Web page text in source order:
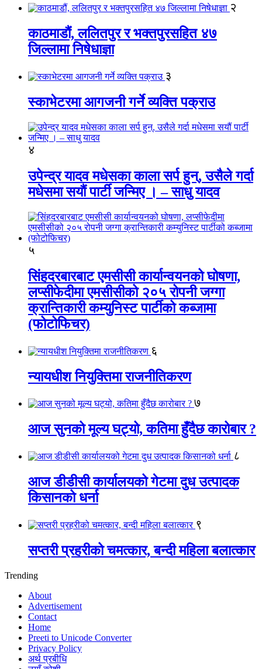
२
काठमाडौं, ललितपुर र भक्तपुरसहित ४७
जिल्लामा निषेधाज्ञा
३
स्काभेटरमा आगजनी गर्ने व्यक्ति पक्राउ
४
उपेन्द्र यादव मधेसका काला सर्प हुन्, उसैले गर्दा
मधेसमा सयौं पार्टी जन्मिए । – साधु यादव
५
सिंहदरबारबाट एमसीसी कार्यान्वयनको घोषणा,
लप्सीफेदीमा एमसीसीको २०५ रोपनी जग्गा
क्रान्तिकारी कम्युनिस्ट पार्टीको कब्जामा
(फोटोफिचर)
६
न्यायधीश नियुक्तिमा राजनीतिकरण
७
आज सुनको मूल्य घट्यो, कतिमा हुँदैछ कारोबार ?
८
आज डीडीसी कार्यालयको गेटमा दुध उत्पादक
किसानको धर्ना
९
सप्तरी प्रहरीको चमत्कार, बन्दी महिला बलात्कार
Trending
About
Advertisement
Contact
Home
Preeti to Unicode Converter
Privacy Policy
अर्थ प्रबीधि